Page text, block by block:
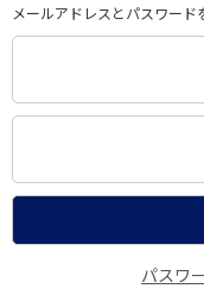
メールアドレスとパスワード
パスワ